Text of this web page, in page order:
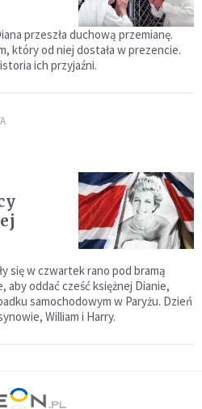
przeszła duchową przemianę.
który od niej dostała w prezencie.
ich przyjaźni.
się w czwartek rano pod bramą
aby oddać cześć księżnej Dianie,
samochodowym w Paryżu. Dzień
William i Harry.